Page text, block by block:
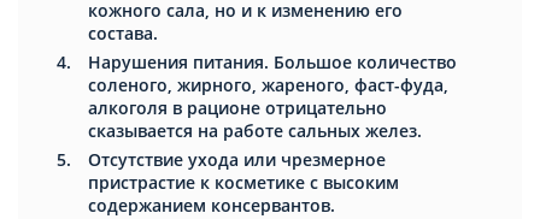
кожного сала, но и к изменению его
состава.
Нарушения питания. Большое количество
соленого, жирного, жареного, фаст-фуда,
алкоголя в рационе отрицательно
сказывается на работе сальных желез.
Отсутствие ухода или чрезмерное
пристрастие к косметике с высоким
содержанием консервантов.